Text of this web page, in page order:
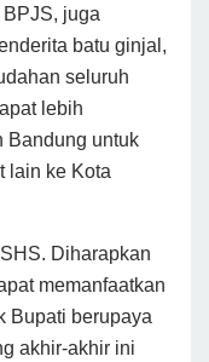
juga
batu ginjal,
seluruh
lebih
Bandung untuk
lain ke Kota
Diharapkan
memanfaatkan
Bupati berupaya
akhir-akhir ini